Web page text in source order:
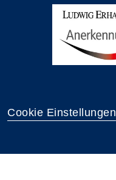
Cookie Einstellungen